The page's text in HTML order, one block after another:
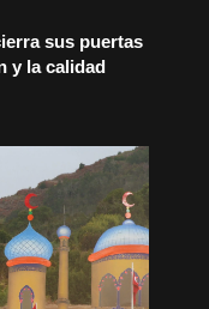
sus puertas
y la calidad